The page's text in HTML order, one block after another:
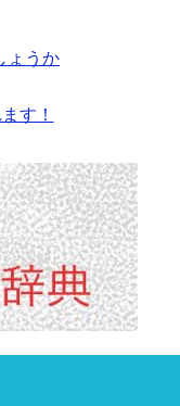
ょうか
す！